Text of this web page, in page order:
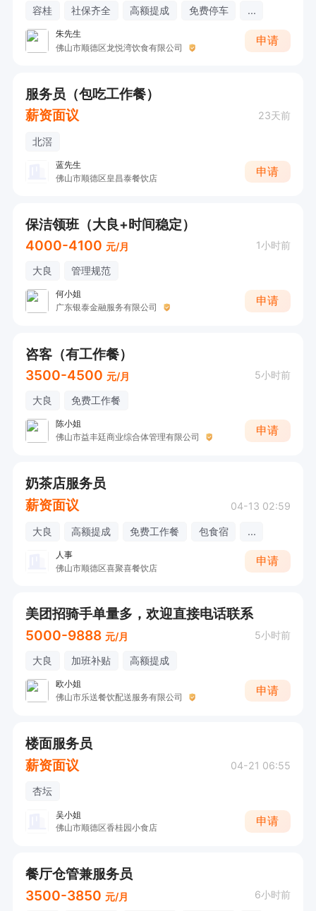
容桂 社保齐全 高额提成 免费停车 ...
朱先生
佛山市顺德区龙悦湾饮食有限公司
申请
服务员（包吃工作餐）
薪资面议
23天前
北滘
蓝先生
佛山市顺德区皇昌泰餐饮店
申请
保洁领班（大良+时间稳定）
4000-4100 元/月 1小时前
大良 管理规范
何小姐
广东银泰金融服务有限公司
申请
咨客（有工作餐）
3500-4500 元/月 5小时前
大良 免费工作餐
陈小姐
佛山市益丰廷商业综合体管理有限公司
申请
奶茶店服务员
薪资面议
04-13 02:59
大良 高额提成 免费工作餐 包食宿 ...
人事
佛山市顺德区喜聚喜餐饮店
申请
美团招骑手单量多，欢迎直接电话联系
5000-9888 元/月 5小时前
大良 加班补贴 高额提成
欧小姐
佛山市乐送餐饮配送服务有限公司
申请
楼面服务员
薪资面议
04-21 06:55
杏坛
吴小姐
佛山市顺德区香桂园小食店
申请
餐厅仓管兼服务员
3500-3850 元/月 6小时前